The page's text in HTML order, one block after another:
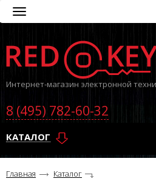
Toggle
navigation
Интернет-магазин электронной
8 (495) 782-60-32
КАТАЛОГ
Главная Каталог